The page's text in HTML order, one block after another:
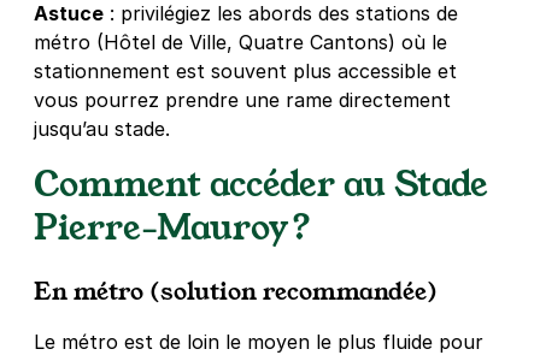
Astuce : privilégiez les abords des stations de
métro (Hôtel de Ville, Quatre Cantons) où le
stationnement est souvent plus accessible et
vous pourrez prendre une rame directement
jusqu’au stade.
Comment accéder au Stade
Pierre‑Mauroy ?
En métro (solution recommandée)
Le métro est de loin le moyen le plus fluide pour